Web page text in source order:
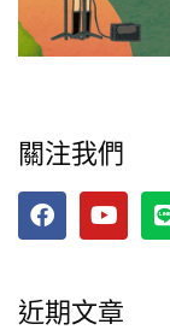
關注我們
近期文章